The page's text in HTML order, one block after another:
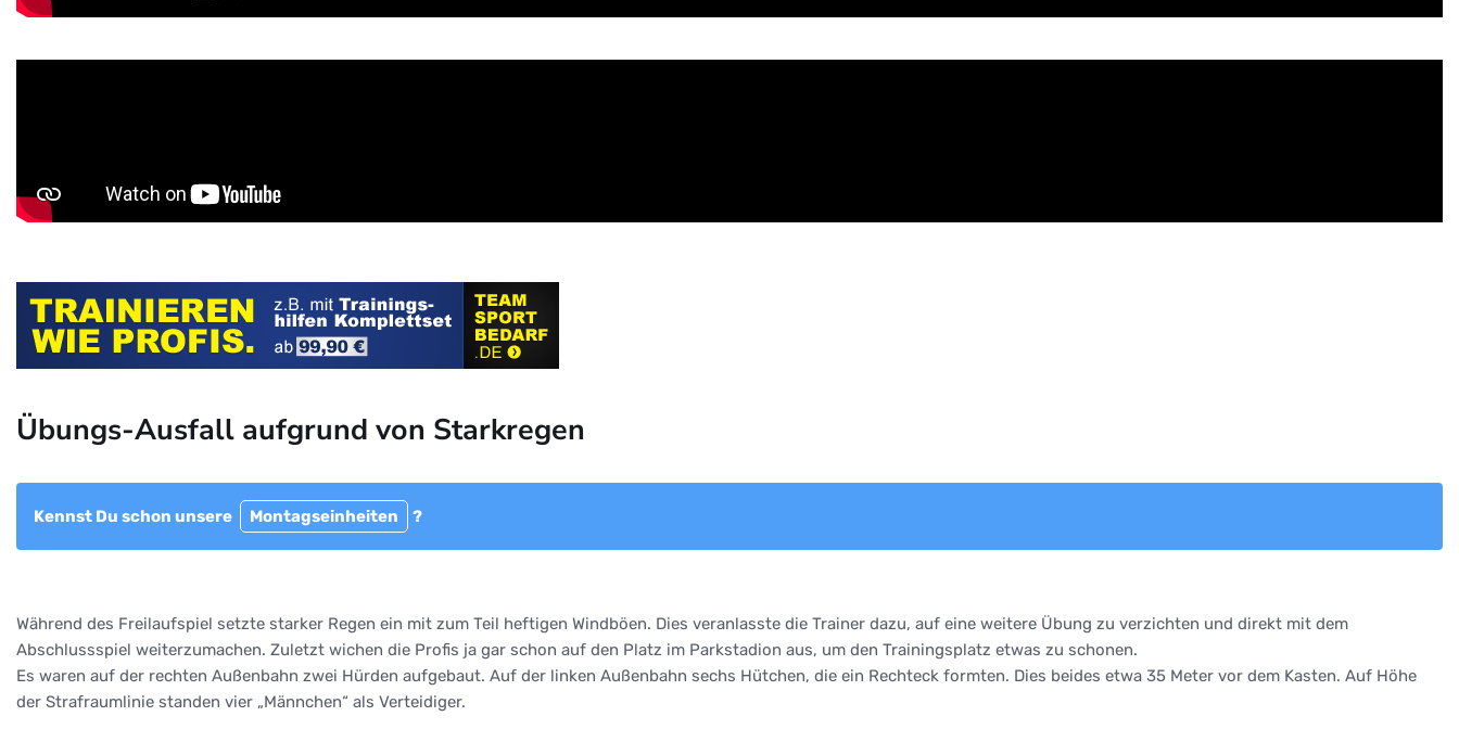
Übungs-Ausfall aufgrund von Starkregen
Kennst Du schon unsere Montagseinheiten ?
Während des Freilaufspiel setzte starker Regen ein mit zum Teil heftigen Windböen. Dies veranlasste die Trainer dazu, auf eine weitere Übung zu verzichten und direkt mit dem
Abschlussspiel weiterzumachen. Zuletzt wichen die Profis ja gar schon auf den Platz im Parkstadion aus, um den Trainingsplatz etwas zu schonen.
Es waren auf der rechten Außenbahn zwei Hürden aufgebaut. Auf der linken Außenbahn sechs Hütchen, die ein Rechteck formten. Dies beides etwa 35 Meter vor dem Kasten. Auf Höhe
der Strafraumlinie standen vier „Männchen“ als Verteidiger.